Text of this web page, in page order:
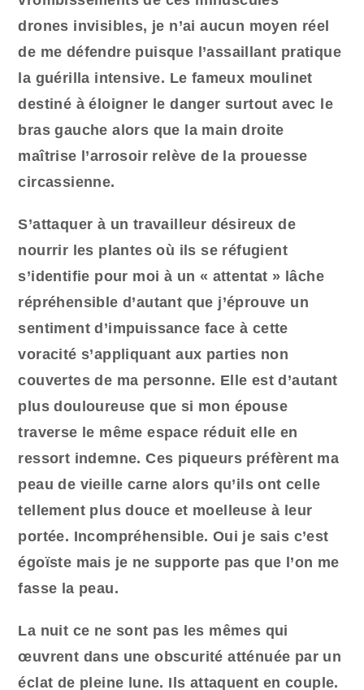
drones invisibles, je n’ai aucun moyen réel
de me défendre puisque l’assaillant pratique
la guérilla intensive. Le fameux moulinet
destiné à éloigner le danger surtout avec le
bras gauche alors que la main droite
maîtrise l’arrosoir relève de la prouesse
circassienne.
S’attaquer à un travailleur désireux de
nourrir les plantes où ils se réfugient
s’identifie pour moi à un « attentat » lâche
répréhensible d’autant que j’éprouve un
sentiment d’impuissance face à cette
voracité s’appliquant aux parties non
couvertes de ma personne. Elle est d’autant
plus douloureuse que si mon épouse
traverse le même espace réduit elle en
ressort indemne. Ces piqueurs préfèrent ma
peau de vieille carne alors qu’ils ont celle
tellement plus douce et moelleuse à leur
portée. Incompréhensible. Oui je sais c’est
égoïste mais je ne supporte pas que l’on me
fasse la peau.
La nuit ce ne sont pas les mêmes qui
œuvrent dans une obscurité atténuée par un
éclat de pleine lune. Ils attaquent en couple.